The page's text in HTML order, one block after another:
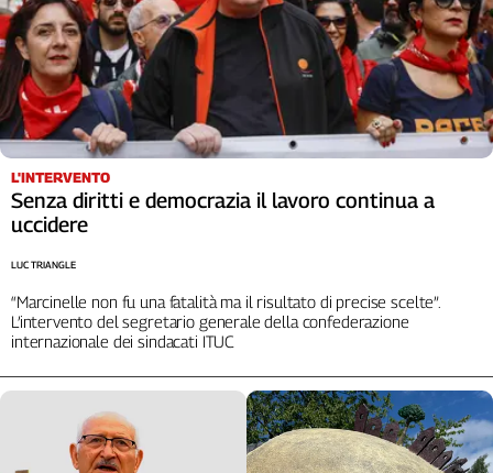
Cerca
Contatti
La
redazione
Social
L'INTERVENTO
Senza diritti e democrazia il lavoro continua a
uccidere
“Marcinelle non fu una fatalità ma il risultato di precise scelte”.
L’intervento del segretario generale della confederazione
internazionale dei sindacati ITUC
LUC TRIANGLE